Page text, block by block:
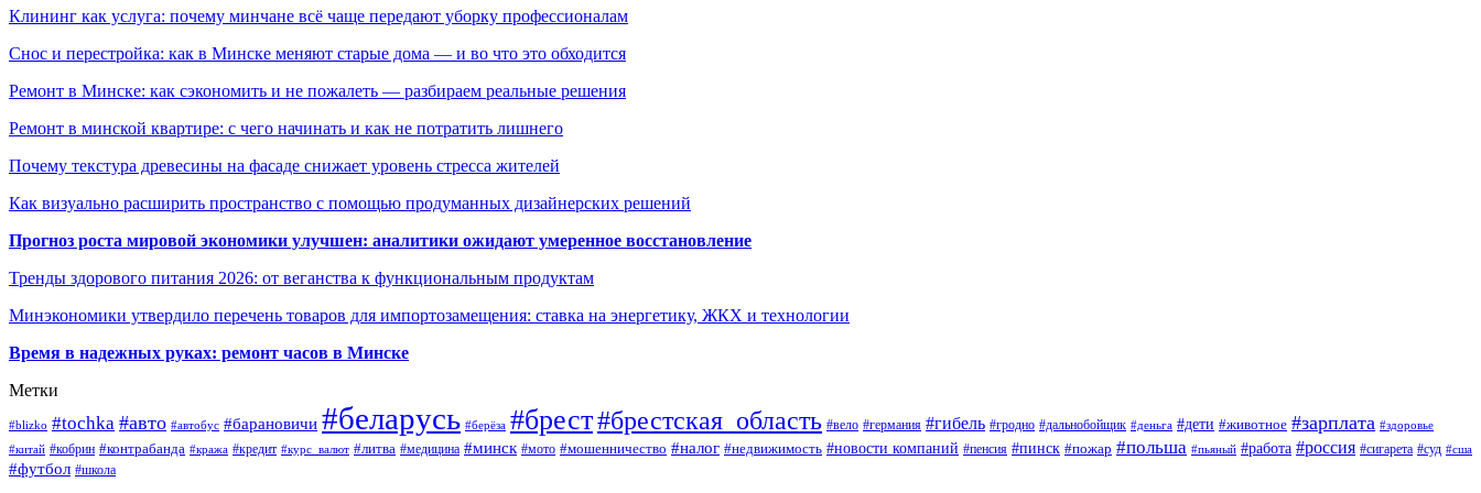
Клининг как услуга: почему минчане всё чаще передают уборку профессионалам
Снос и перестройка: как в Минске меняют старые дома — и во что это обходится
Ремонт в Минске: как сэкономить и не пожалеть — разбираем реальные решения
Ремонт в минской квартире: с чего начинать и как не потратить лишнего
Почему текстура древесины на фасаде снижает уровень стресса жителей
Как визуально расширить пространство с помощью продуманных дизайнерских решений
Прогноз роста мировой экономики улучшен: аналитики ожидают умеренное восстановление
Тренды здорового питания 2026: от веганства к функциональным продуктам
Минэкономики утвердило перечень товаров для импортозамещения: ставка на энергетику, ЖКХ и технологии
Время в надежных руках: ремонт часов в Минске
Метки
#blizko #tochka #авто #автобус #барановичи #беларусь #берёза #брест#брестская_область #вело #германия #гибель #гродно #дальнобойщик #деньга #дети #животное #зарплата #здоровье
#китай #кобрин #контрабанда #кража #кредит #курс_валют #литва #медицина #минск #мото #мошенничество #налог #недвижимость #новости компаний #пенсия #пинск #пожар #польша #пьяный #работа #россия #сигарета #суд #сша
#футбол #школа